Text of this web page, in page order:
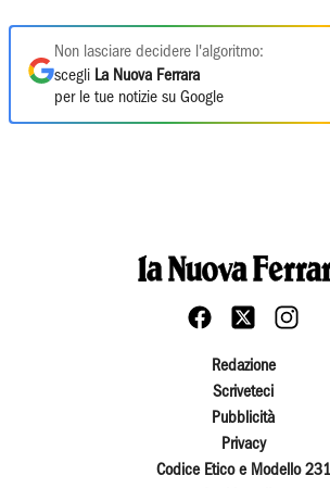
Non lasciare decidere l'algoritmo:
scegli La Nuova Ferrara
per le tue notizie su Google
Redazione
Scriveteci
Pubblicità
Privacy
Codice Etico e Modello 231